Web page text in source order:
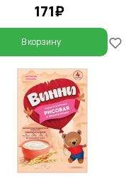
171₽
В корзину